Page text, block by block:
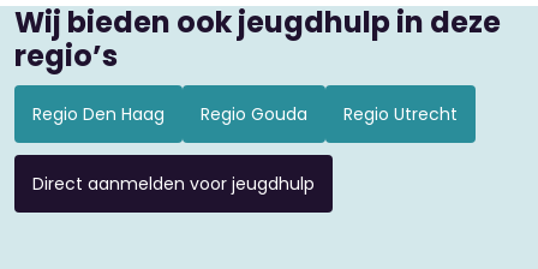
Wij bieden ook jeugdhulp in deze
regio’s
Regio Den Haag Regio Gouda Regio Utrecht
Direct aanmelden voor jeugdhulp